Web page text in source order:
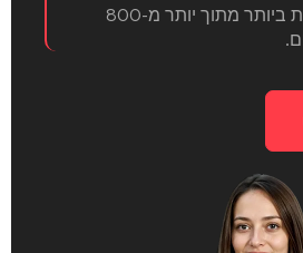
האפשרויות הטובות ביותר מתוך יותר מ-800